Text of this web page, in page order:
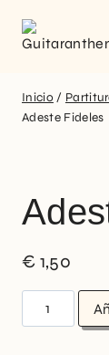
Inicio /
Adeste Fideles
€ 1,50